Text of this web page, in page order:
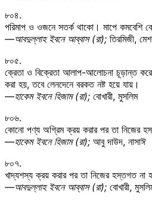
৮০৪.
পরিমাপ ও ওজনে সতর্ক থাকো। মাপে কমবেশি
—আবদুল্লাহ ইবনে আব্বাস (রা); তিরমিজী,
৮০৫.
ক্রেতা ও বিক্রেতা আলাপ-আলোচনা চূড়ান্ত
করা হয়, তবে লেনদেনে বরকত নষ্ট হয়ে যায়।
—হাকেম ইবনে হিজাম (রা); বোখারী, মুসলিম
৮০৬.
কোনো পণ্য অগ্রিম ক্রয় করার পর তা নিজের
—হাকেম ইবনে হিজাম (রা); আবু দাউদ, নাসাঈ
৮০৭.
খাদ্যশস্য ক্রয় করার পর তা নিজের হস্তগত না
—আবদুল্লাহ ইবনে আব্বাস (রা); বোখারী,